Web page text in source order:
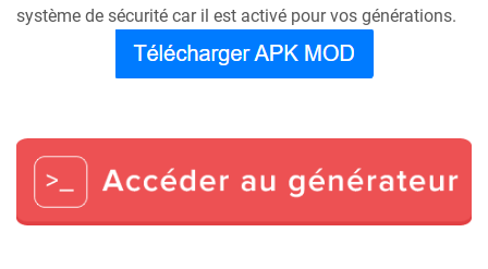
système de sécurité car il est activé pour vos générations.